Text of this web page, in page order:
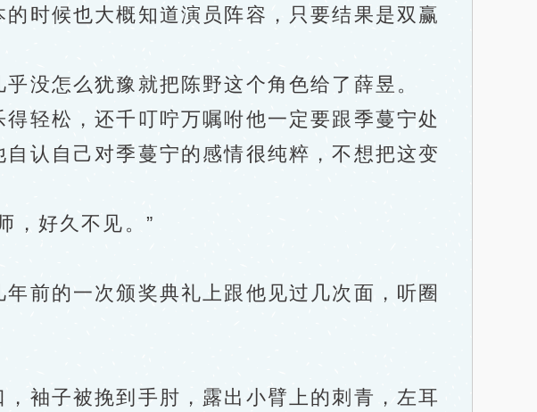
时候也大概知道演员阵容，只要结果是双赢
怎么犹豫就把陈野这个角色给了薛昱。
轻松，还千叮咛万嘱咐他一定要跟季蔓宁处
认自己对季蔓宁的感情很纯粹，不想把这变
好久不见。”
的一次颁奖典礼上跟他见过几次面，听圈
袖子被挽到手肘，露出小臂上的刺青，左耳